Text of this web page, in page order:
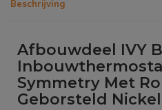
Beschrijving
Afbouwdeel IVY
Symmetry Met
Geborsteld Nickel